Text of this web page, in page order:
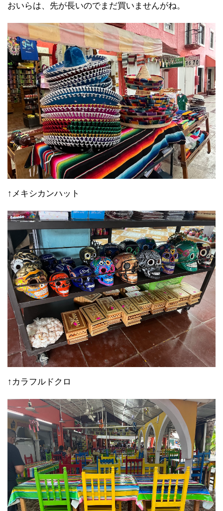
おいらは、先が長いのでまだ買いませんがね。
↑メキシカンハット
↑カラフルドクロ